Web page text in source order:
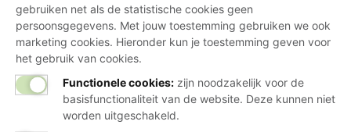
gebruiken net als de statistische cookies geen
persoonsgegevens. Met jouw toestemming gebruiken we ook
marketing cookies. Hieronder kun je toestemming geven voor
het gebruik van cookies.
Functionele cookies: zijn noodzakelijk voor de
basisfunctionaliteit van de website. Deze kunnen niet
worden uitgeschakeld.